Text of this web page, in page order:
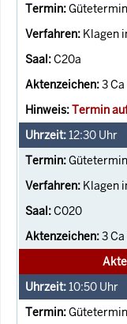
Gütetermin
Klagen
C20a
3
Termin
12:30 Uhr
Gütetermin
Klagen
C020
3
10:50 Uhr
Gütetermin